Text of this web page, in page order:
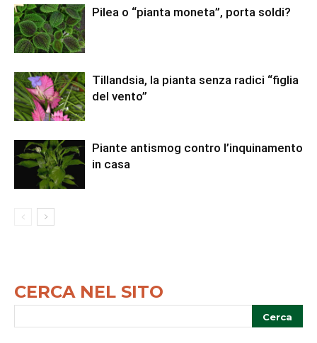
Pilea o “pianta moneta”, porta soldi?
Tillandsia, la pianta senza radici “figlia
del vento”
Piante antismog contro l’inquinamento
in casa
CERCA NEL SITO